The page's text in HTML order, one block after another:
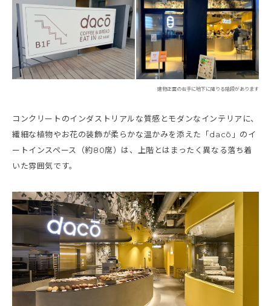
建物正面の右手に地下に降りる階段があります
コンクリートのインダストリアルな質感とモダンなインテリアに、
繊細な植物やお花の装飾が柔らかな温かみを添えた「dacō」のイ
ートインスペース（約80席）は、上階とはまったく異なる落ち着
いた雰囲気です。